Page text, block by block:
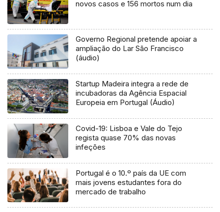
novos casos e 156 mortos num dia
Governo Regional pretende apoiar a
ampliação do Lar São Francisco
(áudio)
Startup Madeira integra a rede de
incubadoras da Agência Espacial
Europeia em Portugal (Áudio)
Covid-19: Lisboa e Vale do Tejo
regista quase 70% das novas
infeções
Portugal é o 10.º país da UE com
mais jovens estudantes fora do
mercado de trabalho